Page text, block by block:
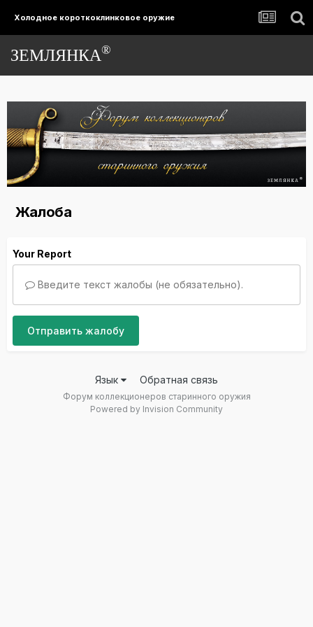
Холодное короткоклинковое оружие
ЗЕМЛЯНКА®
Жалоба
Your Report
Введите текст жалобы (не обязательно).
Отправить жалобу
Язык Обратная связь
Форум коллекционеров старинного оружия
Powered by Invision Community